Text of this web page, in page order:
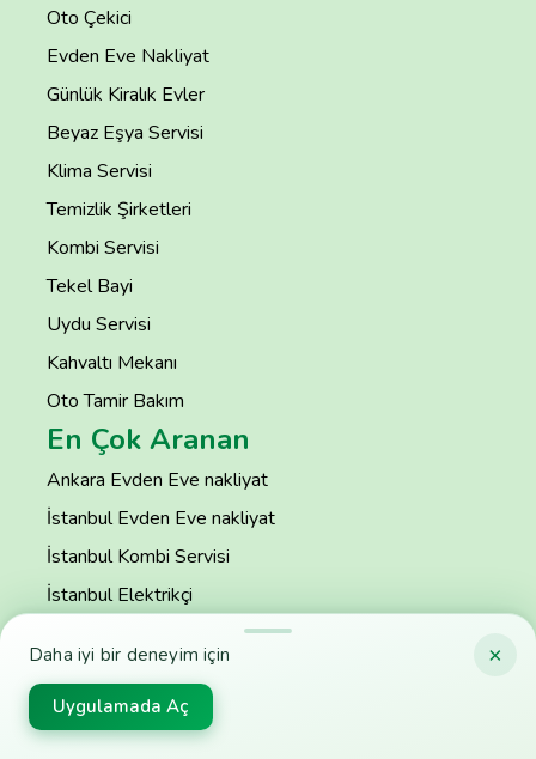
×
Daha iyi bir deneyim için
Uygulamada Aç
Oto Çekici
Evden Eve Nakliyat
Günlük Kiralık Evler
Beyaz Eşya Servisi
Klima Servisi
Temizlik Şirketleri
Kombi Servisi
Tekel Bayi
Uydu Servisi
Kahvaltı Mekanı
Oto Tamir Bakım
En Çok Aranan
Ankara Evden Eve nakliyat
İstanbul Evden Eve nakliyat
İstanbul Kombi Servisi
İstanbul Elektrikçi
Sakarya Kombi Servisi
İzmir Evden Eve Nakliyat
Kocaeli Halı Yıkamacılar